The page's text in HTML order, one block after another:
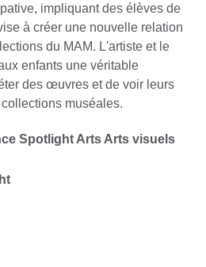
impliquant des élèves de
à créer une nouvelle relation
du MAM. L'artiste et le
enfants une véritable
des œuvres et de voir leurs
muséales.
Spotlight Arts Arts visuels